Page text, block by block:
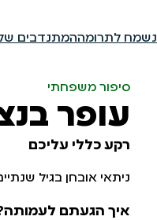
נשמח לתרומההמתנדבים
עופר
סיפור משפחתי
רקע כללי עליכם
ניתאי אובחן בגיל
איך הגעתם